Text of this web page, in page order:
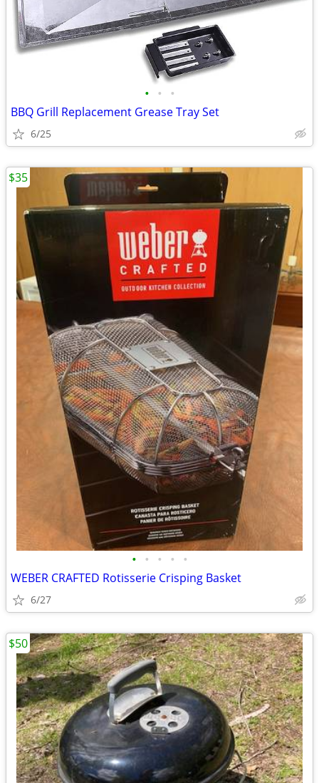
• • •
BBQ Grill Replacement Grease Tray Set
6/25
• • • • •
WEBER CRAFTED Rotisserie Crisping Basket
6/27
$35
$50